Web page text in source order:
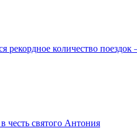
рекордное количество
честь святого Антония